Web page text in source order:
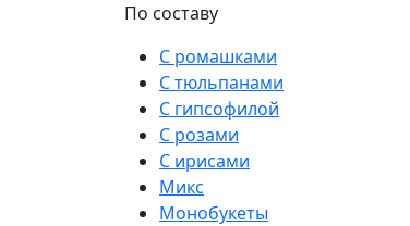
По составу
С ромашками
С тюльпанами
С гипсофилой
С розами
С ирисами
Микс
Монобукеты